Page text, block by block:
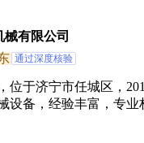
械有限公司
通过深度核验
位于济宁市任城区，
设备，经验丰富，专业